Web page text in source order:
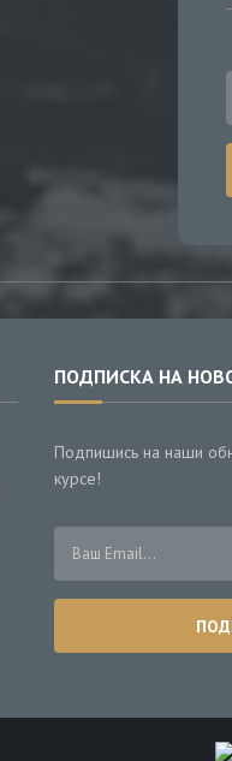
ПОДПИСКА НА
Подпишись на наши
курсе!